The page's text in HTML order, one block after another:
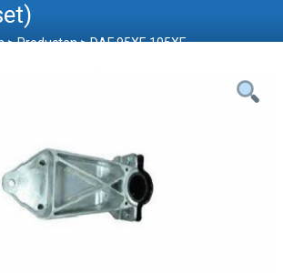
>Producten>DAF 95XF, 105XF